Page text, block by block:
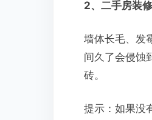
2、二手房装
墙体长毛、发
间久了会侵蚀
砖。
提示：如果没